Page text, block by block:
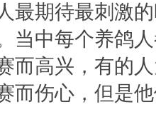
最期待最刺激
当中每个养鸽
而高兴，有的
而伤心，但是